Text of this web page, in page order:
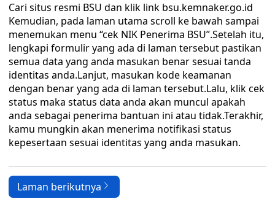
Cari situs resmi BSU dan klik link bsu.kemnaker.go.id
Kemudian, pada laman utama scroll ke bawah sampai
menemukan menu “cek NIK Penerima BSU”.Setelah itu,
lengkapi formulir yang ada di laman tersebut pastikan
semua data yang anda masukan benar sesuai tanda
identitas anda.Lanjut, masukan kode keamanan
dengan benar yang ada di laman tersebut.Lalu, klik cek
status maka status data anda akan muncul apakah
anda sebagai penerima bantuan ini atau tidak.Terakhir,
kamu mungkin akan menerima notifikasi status
kepesertaan sesuai identitas yang anda masukan.
Laman berikutnya